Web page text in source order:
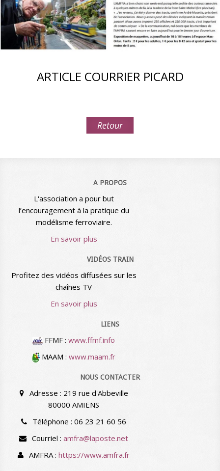
ARTICLE COURRIER PICARD
Retour
A PROPOS
L'association a pour but
l’encouragement à la pratique du
modélisme ferroviaire.
En savoir plus
VIDÉOS TRAIN
Profitez des vidéos diffusées sur les
chaînes TV
En savoir plus
LIENS
FFMF : www.ffmf.info
MAAM : www.maam.fr
NOUS CONTACTER
Adresse : 219 rue d'Abbeville
80000 AMIENS
Téléphone : 06 23 21 60 56
Courriel : amfra@laposte.net
AMFRA : https://www.amfra.fr